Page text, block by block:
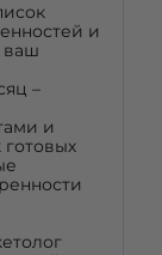
и
ваш
–
и
готовых